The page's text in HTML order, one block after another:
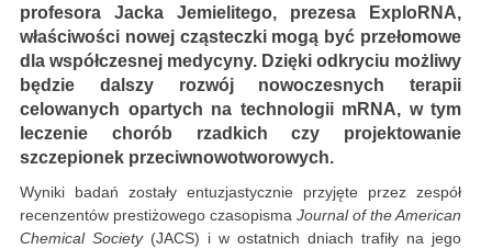
profesora Jacka Jemielitego, prezesa ExploRNA,
właściwości nowej cząsteczki mogą być przełomowe
dla współczesnej medycyny. Dzięki odkryciu możliwy
będzie dalszy rozwój nowoczesnych terapii
celowanych opartych na technologii mRNA, w tym
leczenie chorób rzadkich czy projektowanie
szczepionek przeciwnowotworowych.
Wyniki badań zostały entuzjastycznie przyjęte przez zespół
recenzentów prestiżowego czasopisma Journal of the American
Chemical Society(JACS) i w ostatnich dniach trafiły na jego